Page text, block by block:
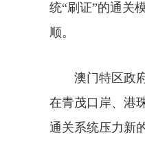
统“刷证”的通关
顺。
澳门特区政府
在青茂口岸、港
通关系统压力新